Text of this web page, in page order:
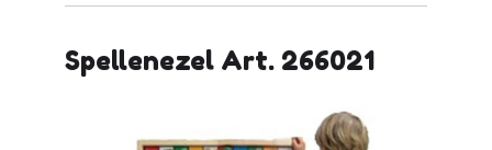
Spellenezel Art. 266021